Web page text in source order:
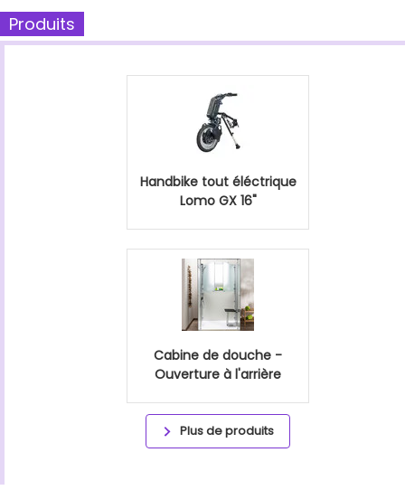
Produits
Handbike tout éléctrique
Lomo GX 16"
Cabine de douche -
Ouverture à l'arrière
Plus de produits